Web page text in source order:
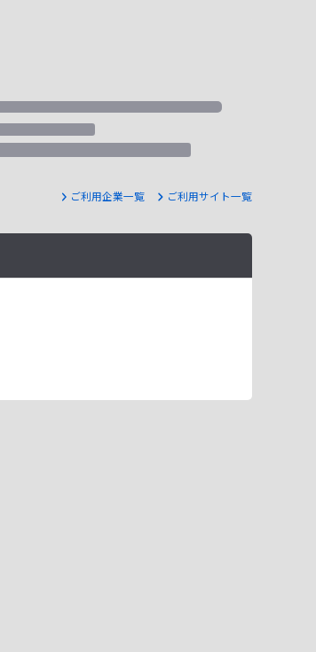
ご利用企業一覧 ご利用サイト一覧